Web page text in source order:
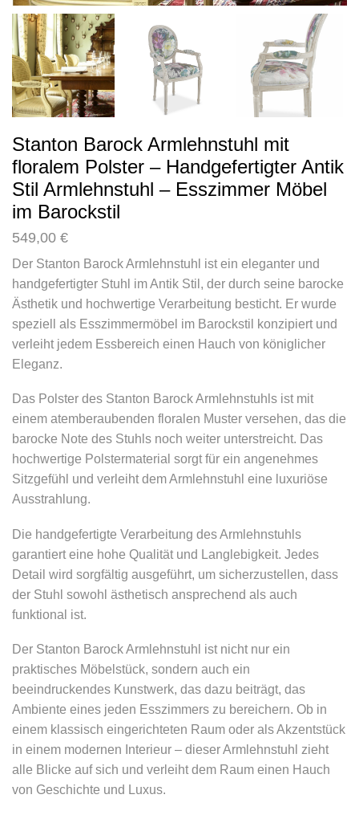
Stanton Barock Armlehnstuhl mit
floralem Polster – Handgefertigter Antik
Stil Armlehnstuhl – Esszimmer Möbel
im Barockstil
549,00 €
Der Stanton Barock Armlehnstuhl ist ein eleganter und
handgefertigter Stuhl im Antik Stil, der durch seine barocke
Ästhetik und hochwertige Verarbeitung besticht. Er wurde
speziell als Esszimmermöbel im Barockstil konzipiert und
verleiht jedem Essbereich einen Hauch von königlicher
Eleganz.
Das Polster des Stanton Barock Armlehnstuhls ist mit
einem atemberaubenden floralen Muster versehen, das die
barocke Note des Stuhls noch weiter unterstreicht. Das
hochwertige Polstermaterial sorgt für ein angenehmes
Sitzgefühl und verleiht dem Armlehnstuhl eine luxuriöse
Ausstrahlung.
Die handgefertigte Verarbeitung des Armlehnstuhls
garantiert eine hohe Qualität und Langlebigkeit. Jedes
Detail wird sorgfältig ausgeführt, um sicherzustellen, dass
der Stuhl sowohl ästhetisch ansprechend als auch
funktional ist.
Der Stanton Barock Armlehnstuhl ist nicht nur ein
praktisches Möbelstück, sondern auch ein
beeindruckendes Kunstwerk, das dazu beiträgt, das
Ambiente eines jeden Esszimmers zu bereichern. Ob in
einem klassisch eingerichteten Raum oder als Akzentstück
in einem modernen Interieur – dieser Armlehnstuhl zieht
alle Blicke auf sich und verleiht dem Raum einen Hauch
von Geschichte und Luxus.